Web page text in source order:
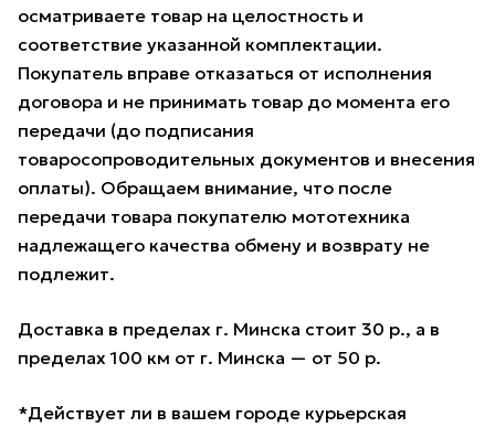
осматриваете товар на целостность и
соответствие указанной комплектации.
Покупатель вправе отказаться от исполнения
договора и не принимать товар до момента его
передачи (до подписания
товаросопроводительных документов и внесения
оплаты). Обращаем внимание, что после
передачи товара покупателю мототехника
надлежащего качества обмену и возврату не
подлежит.
Доставка в пределах г. Минска стоит 30 р., а в
пределах 100 км от г. Минска — от 50 р.
*Действует ли в вашем городе курьерская